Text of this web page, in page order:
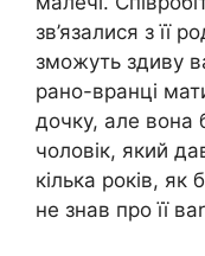
зв’язалися з її
зможуть здиву
рано-вранці
дочку, але вона
чоловік, який
кілька років, як
не знав про її